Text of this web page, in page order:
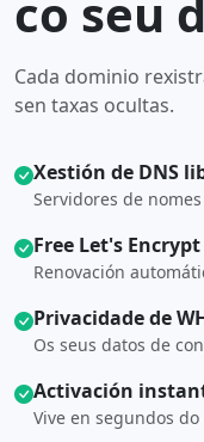
co seu
Cada dominio
sen taxas ocultas.
Xestión de DNS
Servidores de
Free Let's Encrypt
Renovación
Privacidade de
Os seus datos de
Activación
Vive en segundos do